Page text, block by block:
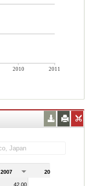
2010
2011
2007 2008
42.00